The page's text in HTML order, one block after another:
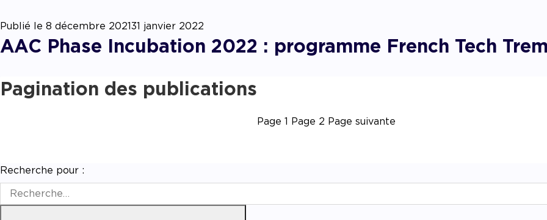
Publié le 8 décembre 202131 janvier 2022
AAC Phase Incubation 2022 : programme French Tech
Pagination des publications
Page 1 Page 2 Page suivante
Recherche pour :